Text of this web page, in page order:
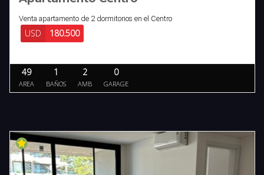
Venta apartamento de 2 dormitorios en el Centro
USD 180.500
49
AREA
1
BAÑOS
2
AMB
0
GARAGE